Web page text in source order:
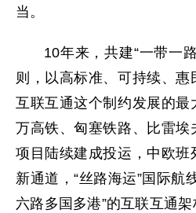
当。
10年来，共建“一带一
则，以高标准、可持续、
互联互通这个制约发展的
万高铁、匈塞铁路、比雷埃
项目陆续建成投运，中欧班
新通道，“丝路海运”国际航
六路多国多港”的互联互通